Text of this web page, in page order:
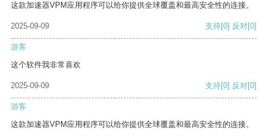
这款加速器VPM应用程序可以给你提供全球覆盖和最高安全性的连接。
2025-09-09 支持[0] 反对[0]
游客
这个软件我非常喜欢
2025-09-09 支持[0] 反对[0]
游客
这款加速器VPM应用程序可以给你提供全球覆盖和最高安全性的连接。